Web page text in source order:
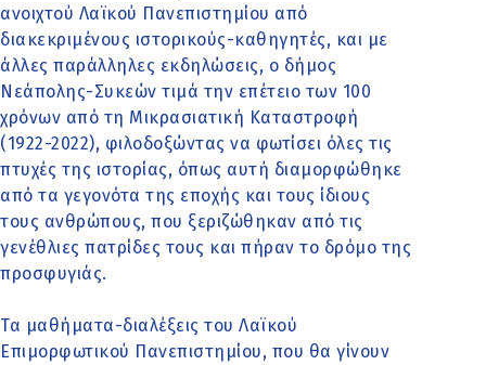
ανοιχτού Λαϊκού Πανεπιστημίου από
διακεκριμένους ιστορικούς-καθηγητές, και με
άλλες παράλληλες εκδηλώσεις, ο δήμος
Νεάπολης-Συκεών τιμά την επέτειο των 100
χρόνων από τη Μικρασιατική Καταστροφή
(1922-2022), φιλοδοξώντας να φωτίσει όλες τις
πτυχές της ιστορίας, όπως αυτή διαμορφώθηκε
από τα γεγονότα της εποχής και τους ίδιους
τους ανθρώπους, που ξεριζώθηκαν από τις
γενέθλιες πατρίδες τους και πήραν το δρόμο της
προσφυγιάς.
Τα μαθήματα-διαλέξεις του Λαϊκού
Επιμορφωτικού Πανεπιστημίου, που θα γίνουν